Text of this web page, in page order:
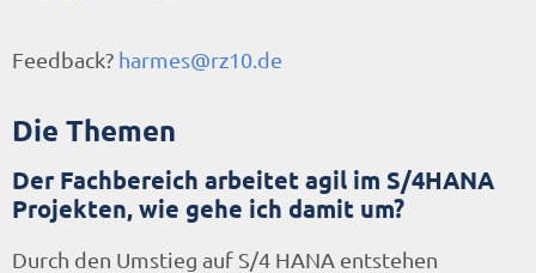
Feedback? harmes@rz10.de
Die Themen
Der Fachbereich arbeitet agil im S/4HANA
Projekten, wie gehe ich damit um?
Durch den Umstieg auf S/4 HANA entstehen